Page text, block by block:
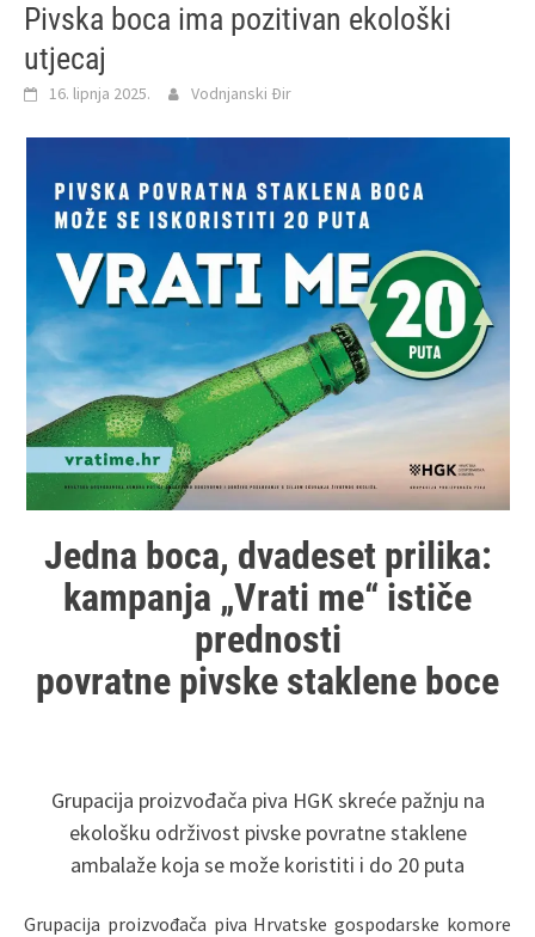
Pivska boca ima pozitivan ekološki
utjecaj
16. lipnja 2025. Vodnjanski Đir
Jedna boca, dvadeset prilika:
kampanja „Vrati me“ ističe
prednosti
povratne pivske staklene boce
Grupacija proizvođača piva HGK skreće pažnju na
ekološku održivost pivske povratne staklene
ambalaže koja se može koristiti i do 20 puta
Grupacija proizvođača piva Hrvatske gospodarske komore